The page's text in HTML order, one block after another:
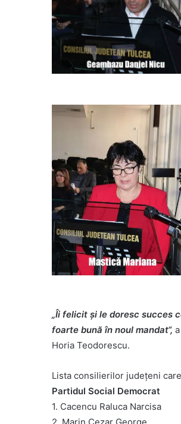
„Îi felicit și le doresc succes
foarte bună în noul mandat“,
Horia Teodorescu.
Lista consilierilor județeni
Partidul Social Democrat
1. Cacencu Raluca Narcisa